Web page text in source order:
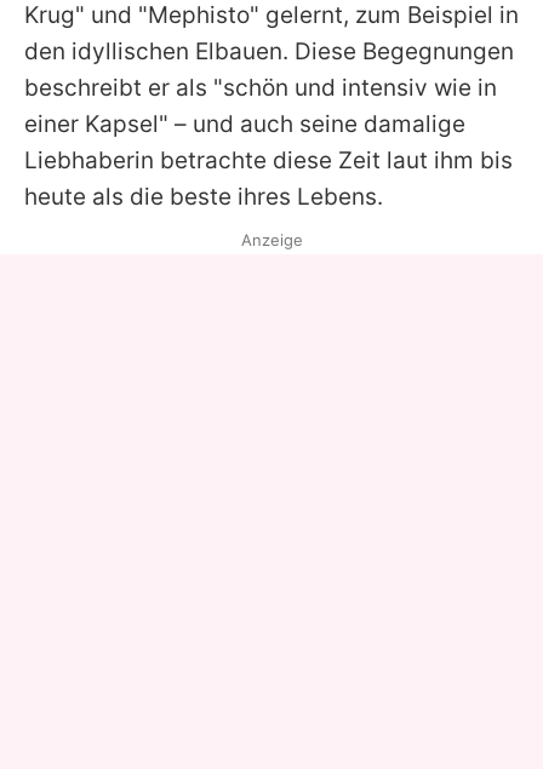
Krug" und "Mephisto" gelernt, zum Beispiel in
den idyllischen Elbauen. Diese Begegnungen
beschreibt er als "schön und intensiv wie in
einer Kapsel" – und auch seine damalige
Liebhaberin betrachte diese Zeit laut ihm bis
heute als die beste ihres Lebens.
Anzeige